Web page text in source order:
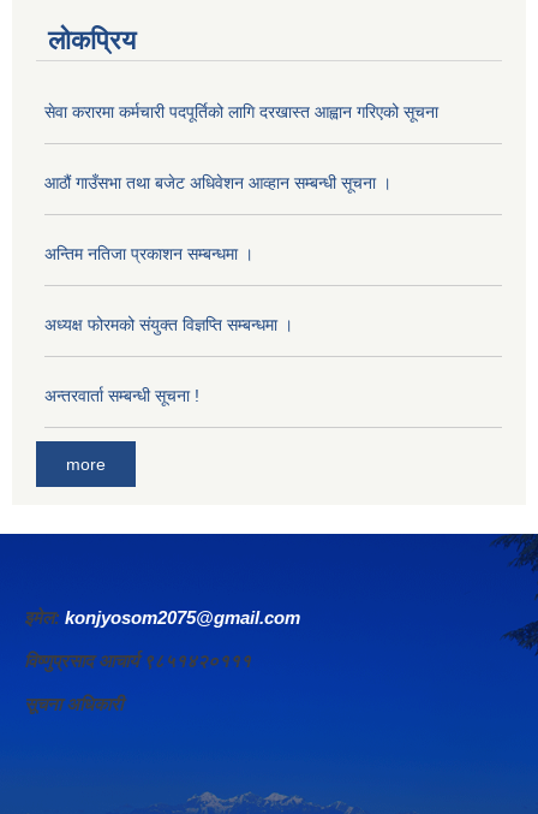
लोकप्रिय
सेवा करारमा कर्मचारी पदपूर्तिको लागि दरखास्त आह्वान गरिएको सूचना
आठौं गाउँसभा तथा बजेट अधिवेशन आव्हान सम्बन्धी सूचना ।
अन्तिम नतिजा प्रकाशन सम्बन्धमा ।
अध्यक्ष फोरमको संयुक्त विज्ञप्ति सम्बन्धमा ।
अन्तरवार्ता सम्बन्धी सूचना !
more
इमेल: konjyosom2075@gmail.com
विष्णुप्रसाद आचार्य ९८५१४२०१११
सूचना अधिकारी